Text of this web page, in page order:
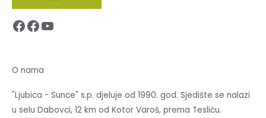
Facebook
Facebook
YouTube
O nama
"Ljubica - Sunce" s.p. djeluje od 1990. god. Sjedište se nalazi
u selu Dabovci, 12 km od Kotor Varoš, prema Tesliću.